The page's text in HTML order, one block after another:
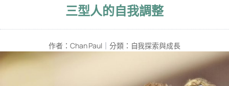
三型人的自我調整
作者： Chan Paul ｜ 分類： 自我探索與成長